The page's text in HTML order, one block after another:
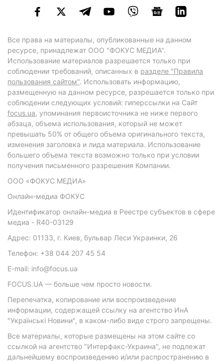
Все права на материалы, опубликованные на данном
ресурсе, принадлежат ООО "ФОКУС МЕДИА".
Использование материалов разрешается только при
соблюдении требований, описанных в разделе "Правила
пользования сайтом". Использовать информацию,
размещенную на данном ресурсе, разрешается только при
соблюдении следующих условий: гиперссылки на Сайт
focus.ua, упоминания первоисточника не ниже первого
абзаца, объема использования, который не может
превышать 50% от общего объема оригинального текста,
изменения заголовка и лида материала. Использование
большего объема текста возможно только при условии
получения письменного разрешения Компании.
ООО «ФОКУС МЕДИА»
Онлайн-медиа ФОКУС
Идентификатор онлайн-медиа в Реестре субъектов в сфере
медиа - R40-03129
Адрес: 01133, г. Киев, бульвар Леси Украинки, 26
Телефон: +38 044 207 45 54
E-mail: info@focus.ua
FOCUS.UA — больше чем просто новости.
Перепечатка, копирование или воспроизведение
информации, содержащей ссылку на агентство ИнА
"Українські Новини", в каком-либо виде строго запрещены.
Все материалы, которые размещены на этом сайте со
ссылкой на агентство "Интерфакс-Украина", не подлежат
дальнейшему воспроизведению и/или распространению в